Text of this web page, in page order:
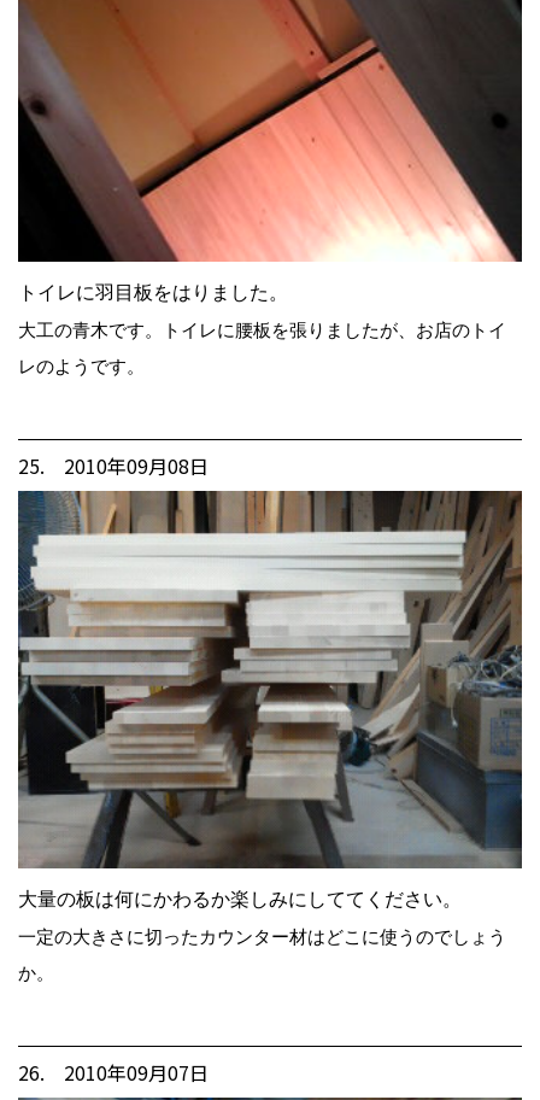
トイレに羽目板をはりました。
大工の青木です。トイレに腰板を張りましたが、お店のトイ
レのようです。
25. 2010年09月08日
大量の板は何にかわるか楽しみにしててください。
一定の大きさに切ったカウンター材はどこに使うのでしょう
か。
26. 2010年09月07日